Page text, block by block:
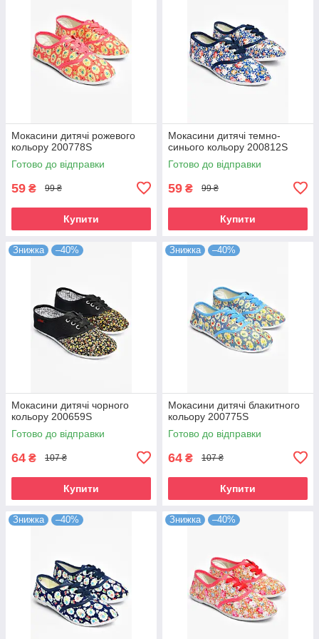
Мокасини дитячі рожевого
кольору 200778S
Готово до відправки
59 ₴ 99 ₴
Купити
Мокасини дитячі темно-
синього кольору 200812S
Готово до відправки
59 ₴ 99 ₴
Купити
Знижка –40%
Мокасини дитячі чорного
кольору 200659S
Готово до відправки
64 ₴ 107 ₴
Купити
Знижка –40%
Мокасини дитячі блакитного
кольору 200775S
Готово до відправки
64 ₴ 107 ₴
Купити
Знижка –40% Знижка –40%